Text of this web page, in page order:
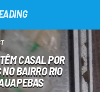
CASAL POR
BAIRRO RIO